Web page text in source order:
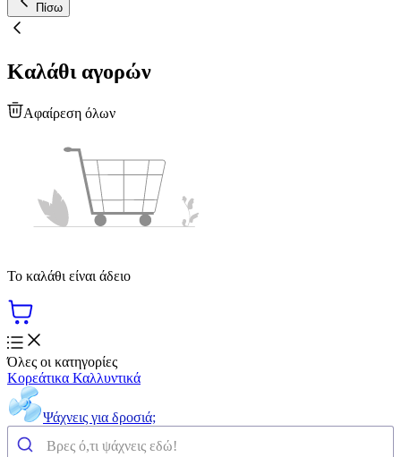
Πίσω
Καλάθι αγορών
Αφαίρεση όλων
Το καλάθι είναι άδειο
Όλες οι κατηγορίες
Κορεάτικα Καλλυντικά
Ψάχνεις για δροσιά;